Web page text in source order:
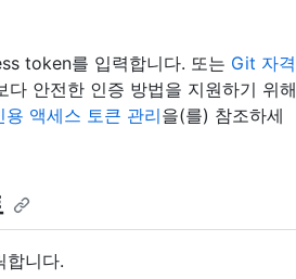
token를 입력합니다. 또는 Git 자격
안전한 인증 방법을 지원하기 위해
용 액세스 토큰 관리을(를) 참조하세
합니다.